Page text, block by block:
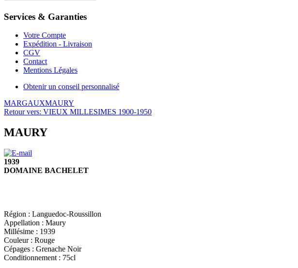
Services & Garanties
Votre Compte
Expédition - Livraison
CGV
Contact
Mentions Légales
Obtenir un conseil personnalisé
MARGAUXMAURY
Retour vers: VIEUX MILLESIMES 1900-1950
MAURY
1939
DOMAINE BACHELET
Région : Languedoc-Roussillon
Appellation : Maury
Millésime : 1939
Couleur : Rouge
Cépages : Grenache Noir
Conditionnement : 75cl